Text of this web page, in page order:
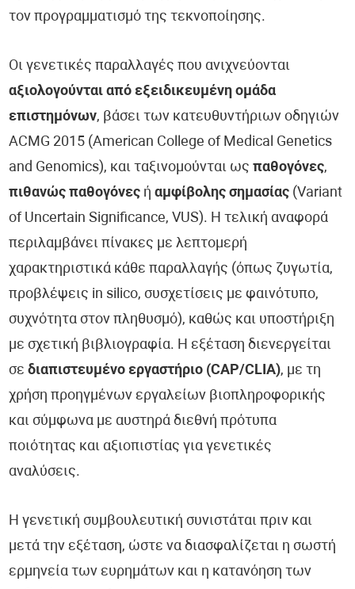
τον προγραμματισμό της τεκνοποίησης.
Οι γενετικές παραλλαγές που ανιχνεύονται
αξιολογούνται από εξειδικευμένη ομάδα
επιστημόνων, βάσει των κατευθυντήριων οδηγιών
ACMG 2015 (American College of Medical Genetics
and Genomics), και ταξινομούνται ωςπαθογόνες,
πιθανώς παθογόνες ήαμφίβολης σημασίας (Variant
of Uncertain Significance, VUS). Η τελική αναφορά
περιλαμβάνει πίνακες με λεπτομερή
χαρακτηριστικά κάθε παραλλαγής (όπως ζυγωτία,
προβλέψεις in silico, συσχετίσεις με φαινότυπο,
συχνότητα στον πληθυσμό), καθώς και υποστήριξη
με σχετική βιβλιογραφία. Η εξέταση διενεργείται
σεδιαπιστευμένο εργαστήριο (CAP/CLIA), με τη
χρήση προηγμένων εργαλείων βιοπληροφορικής
και σύμφωνα με αυστηρά διεθνή πρότυπα
ποιότητας και αξιοπιστίας για γενετικές
αναλύσεις.
Η γενετική συμβουλευτική συνιστάται πριν και
μετά την εξέταση, ώστε να διασφαλίζεται η σωστή
ερμηνεία των ευρημάτων και η κατανόηση των